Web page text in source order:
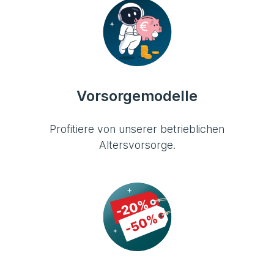
Vorsorgemodelle
Profitiere von unserer betrieblichen
Altersvorsorge.